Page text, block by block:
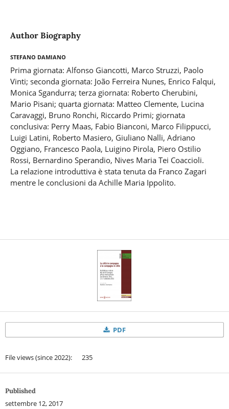
Author Biography
Stefano Damiano
Prima giornata: Alfonso Giancotti, Marco Struzzi, Paolo
Vinti; seconda giornata: João Ferreira Nunes, Enrico Falqui,
Monica Sgandurra; terza giornata: Roberto Cherubini,
Mario Pisani; quarta giornata: Matteo Clemente, Lucina
Caravaggi, Bruno Ronchi, Riccardo Primi; giornata
conclusiva: Perry Maas, Fabio Bianconi, Marco Filippucci,
Luigi Latini, Roberto Masiero, Giuliano Nalli, Adriano
Oggiano, Francesco Paola, Luigino Pirola, Piero Ostilio
Rossi, Bernardino Sperandio, Nives Maria Tei Coaccioli.
La relazione introduttiva è stata tenuta da Franco Zagari
mentre le conclusioni da Achille Maria Ippolito.
PDF
File views (since 2022): 235
Published
settembre 12, 2017